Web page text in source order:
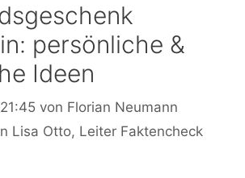
persönliche &
Ideen
von Florian Neumann
Lisa Otto, Leiter Faktencheck